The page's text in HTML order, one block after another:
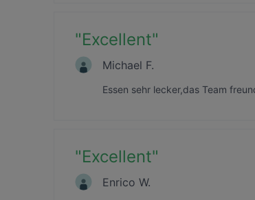
"Excellent"
Michael F.
Essen sehr lecker,das Team
"Excellent"
Enrico W.